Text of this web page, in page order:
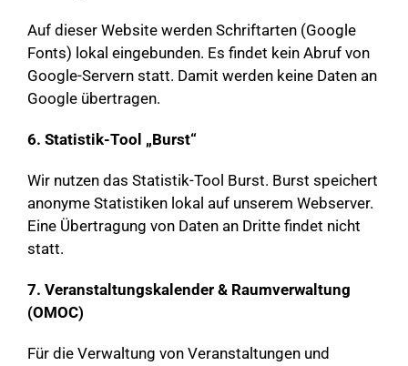
Auf dieser Website werden Schriftarten (Google
Fonts) lokal eingebunden. Es findet kein Abruf von
Google-Servern statt. Damit werden keine Daten an
Google übertragen.
6. Statistik-Tool „Burst“
Wir nutzen das Statistik-Tool Burst. Burst speichert
anonyme Statistiken lokal auf unserem Webserver.
Eine Übertragung von Daten an Dritte findet nicht
statt.
7. Veranstaltungskalender & Raumverwaltung
(OMOC)
Für die Verwaltung von Veranstaltungen und